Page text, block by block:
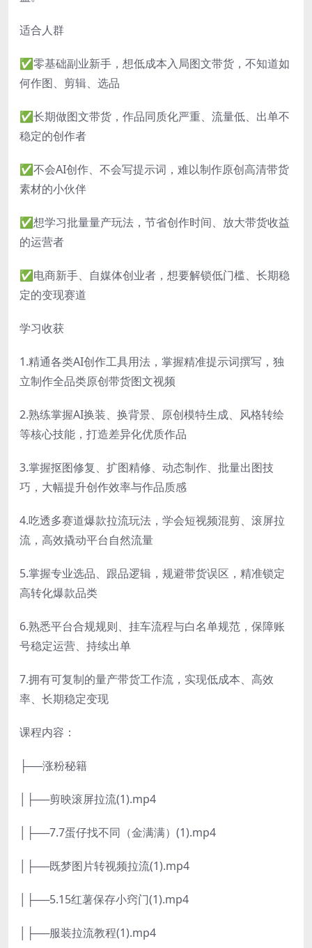
适合人群
✅零基础副业新手，想低成本入局图文带货，不知道如
何作图、剪辑、选品
✅长期做图文带货，作品同质化严重、流量低、出单不
稳定的创作者
✅不会AI创作、不会写提示词，难以制作原创高清带货
素材的小伙伴
✅想学习批量量产玩法，节省创作时间、放大带货收益
的运营者
✅电商新手、自媒体创业者，想要解锁低门槛、长期稳
定的变现赛道
学习收获
1.精通各类AI创作工具用法，掌握精准提示词撰写，独
立制作全品类原创带货图文视频
2.熟练掌握AI换装、换背景、原创模特生成、风格转绘
等核心技能，打造差异化优质作品
3.掌握抠图修复、扩图精修、动态制作、批量出图技
巧，大幅提升创作效率与作品质感
4.吃透多赛道爆款拉流玩法，学会短视频混剪、滚屏拉
流，高效撬动平台自然流量
5.掌握专业选品、跟品逻辑，规避带货误区，精准锁定
高转化爆款品类
6.熟悉平台合规规则、挂车流程与白名单规范，保障账
号稳定运营、持续出单
7.拥有可复制的量产带货工作流，实现低成本、高效
率、长期稳定变现
课程内容：
├──涨粉秘籍
│├──剪映滚屏拉流(1).mp4
│├──7.7蛋仔找不同（金满满）(1).mp4
│├──既梦图片转视频拉流(1).mp4
│├──5.15红薯保存小窍门(1).mp4
│├──服装拉流教程(1).mp4